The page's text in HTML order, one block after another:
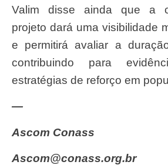
Valim disse ainda que a continuidade do
projeto dará uma visibilidade
e permitirá avaliar a
contribuindo para
estratégias de reforço em
—
Ascom Conass
ascom@conass.org.br